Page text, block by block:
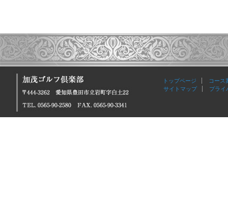
トップページ
コース
サイトマップ
プライ